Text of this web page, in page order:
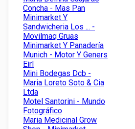
Concha - Mas Pan
Minimarket Y
Sandwicheria Los ... -
Movilmaq Gruas
Minimarket Y Panadería
Munich - Motor Y Geners
Eirl
Mini Bodegas Dcb -
Maria Loreto Soto & Cia
Ltda
Motel Santorini - Mundo
Fotográfico
Maria Medicinal Grow